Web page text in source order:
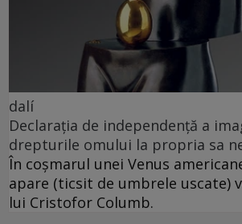
dalí
Declarația de independență a
drepturile omului la propria sa
În coșmarul unei Venus
apare (ticsit de umbrele uscate)
lui Cristofor Columb.